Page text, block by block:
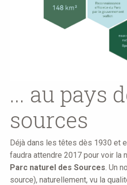
... au pays
sources
Déjà dans les têtes dès 1930 et
faudra attendre 2017 pour voir la
Parc naturel des Sources . Un
source), naturellement, vu la